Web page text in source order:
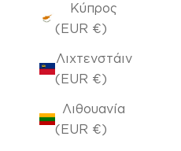
Κύπρος
(EUR €)
Λιχτενστάιν
(EUR €)
Λιθουανία
(EUR €)